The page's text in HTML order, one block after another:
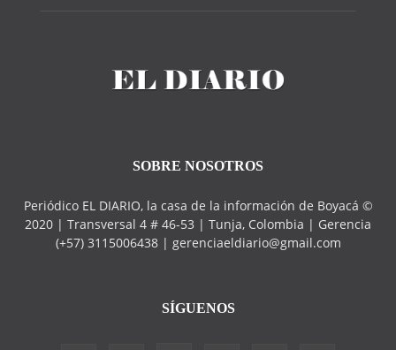
SOBRE NOSOTROS
Periódico EL DIARIO, la casa de la información de Boyacá ©
2020 | Transversal 4 # 46-53 | Tunja, Colombia | Gerencia
(+57) 3115006438 | gerenciaeldiario@gmail.com
SÍGUENOS